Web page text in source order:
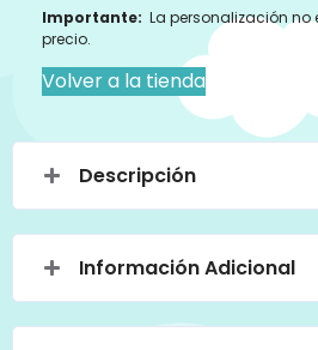
Importante: La personalización no
precio.
Volver a la tienda
Descripción
Información Adicional